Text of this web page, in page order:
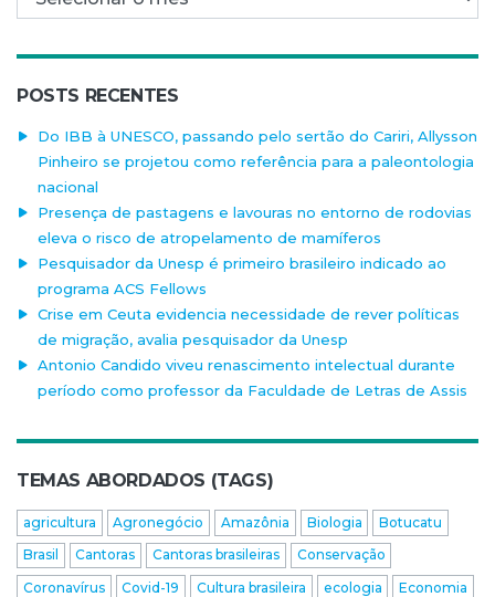
POSTS RECENTES
Do IBB à UNESCO, passando pelo sertão do Cariri, Allysson
Pinheiro se projetou como referência para a paleontologia
nacional
Presença de pastagens e lavouras no entorno de rodovias
eleva o risco de atropelamento de mamíferos
Pesquisador da Unesp é primeiro brasileiro indicado ao
programa ACS Fellows
Crise em Ceuta evidencia necessidade de rever políticas
de migração, avalia pesquisador da Unesp
Antonio Candido viveu renascimento intelectual durante
período como professor da Faculdade de Letras de Assis
TEMAS ABORDADOS (TAGS)
agricultura Agronegócio Amazônia Biologia
Botucatu
Brasil
Cantoras Cantoras brasileiras
Conservação
Coronavírus
Covid-19 Cultura brasileira ecologia
Economia